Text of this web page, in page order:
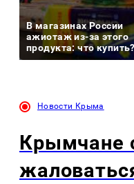
В магазинах России
ажиотаж из-за этого
продукта: что купить?
Новости Крыма
Крымчане